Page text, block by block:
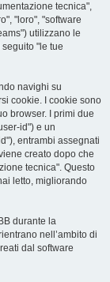
tecnica",
"loro", "software
utilizzano le
"le tue
navighi su
cookie. I cookie sono
browser. I primi due
id") e un
entrambi assegnati
creato dopo che
tecnica". Questo
letto, migliorando
durante la
nell’ambito di
dal software